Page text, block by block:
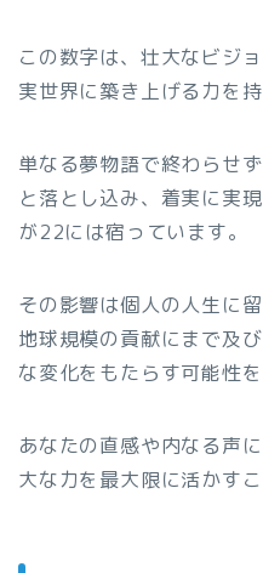
この数字は、壮大なビジ
実世界に築き上げる力を
単なる夢物語で終わらせ
と落とし込み、着実に実
が22には宿っています。
その影響は個人の人生に
地球規模の貢献にまで及
な変化をもたらす可能性
あなたの直感や内なる声
大な力を最大限に活かす